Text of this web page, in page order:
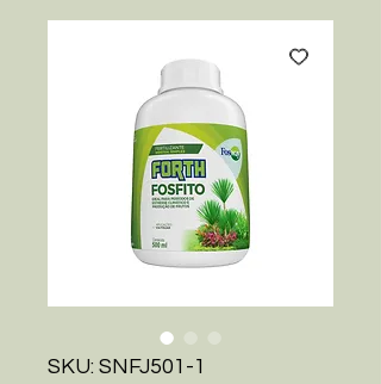
SKU: SNFJ501-1